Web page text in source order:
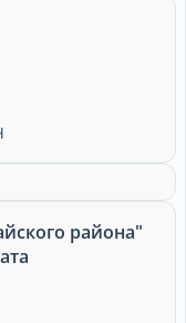
района"